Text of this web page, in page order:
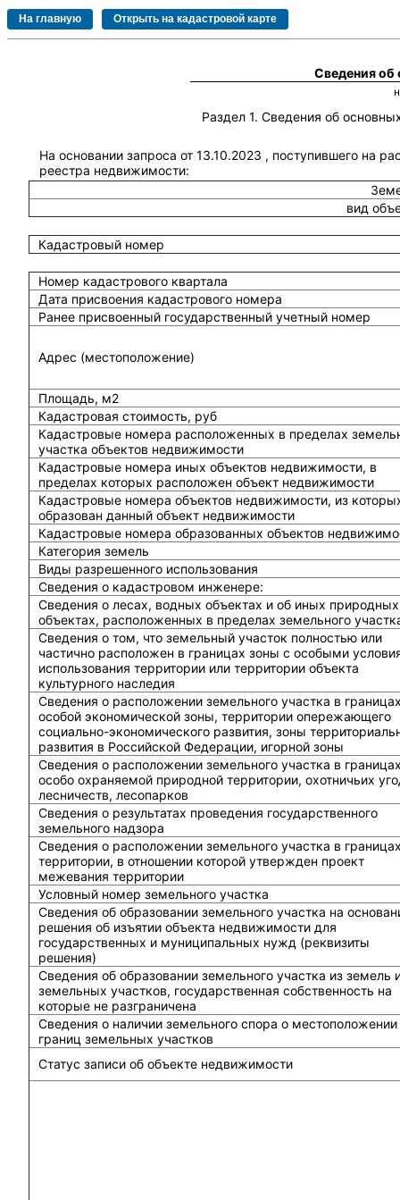
Сведения
Раздел 1. Сведения об
На основании запроса от 13.10.2023 , поступившего на
реестра недвижимости:
вид
Кадастровый номер
Номер кадастрового квартала
Дата присвоения кадастрового номера
Ранее присвоенный государственный учетный номер
Адрес (местоположение)
Площадь, м2
Кадастровая стоимость, руб
Кадастровые номера расположенных в пределах
участка объектов недвижимости
Кадастровые номера иных объектов недвижимости, в
пределах которых расположен объект недвижимости
Кадастровые номера объектов недвижимости, из
образован данный объект недвижимости
Кадастровые номера образованных объектов
Категория земель
Виды разрешенного использования
Сведения о кадастровом инженере:
Cведения о лесах, водных объектах и об иных природных
объектах, расположенных в пределах земельного
Сведения о том, что земельный участок полностью или
частично расположен в границах зоны с особыми
использования территории или территории объекта
культурного наследия
Сведения о расположении земельного участка в
особой экономической зоны, территории опережающего
социально-экономического развития, зоны
развития в Российской Федерации, игорной зоны
Сведения о расположении земельного участка в
особо охраняемой природной территории, охотничьих
лесничеств, лесопарков
Сведения о результатах проведения государственного
земельного надзора
Сведения о расположении земельного участка в
территории, в отношении которой утвержден проект
межевания территории
Условный номер земельного участка
Сведения об образовании земельного участка на
решения об изъятии объекта недвижимости для
государственных и муниципальных нужд (реквизиты
решения)
Сведения об образовании земельного участка из земель
земельных участков, государственная собственность на
которые не разграничена
Сведения о наличии земельного спора о местоположении
границ земельных участков
Статус записи об объекте недвижимости